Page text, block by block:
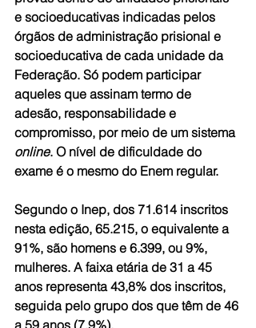
e socioeducativas indicadas pelos
órgãos de administração prisional e
socioeducativa de cada unidade da
Federação. Só podem participar
aqueles que assinam termo de
adesão, responsabilidade e
compromisso, por meio de um sistema
online. O nível de dificuldade do
exame é o mesmo do Enem regular.
Segundo o Inep, dos 71.614 inscritos
nesta edição, 65.215, o equivalente a
91%, são homens e 6.399, ou 9%,
mulheres. A faixa etária de 31 a 45
anos representa 43,8% dos inscritos,
seguida pelo grupo dos que têm de 46
a 59 anos (7,9%).